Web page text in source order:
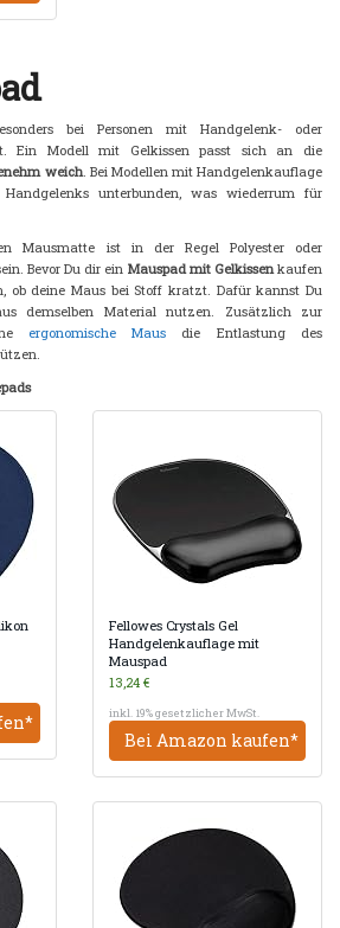
bei Personen mit Handgelenk- oder
Ein Modell mit Gelkissen passt sich an die
weich. Bei Modellen mit Handgelenkauflage
unterbunden, was wiederrum für
Mausmatte ist in der Regel Polyester oder
Bevor Du dir ein Mauspad mit Gelkissenkaufen
ob deine Maus bei Stoff kratzt. Dafür kannst Du
demselben Material nutzen. Zusätzlich zur
ergonomische Maus die Entlastung des
Fellowes Crystals Gel
Handgelenkauflage mit
Mauspad
13,24 €
inkl. 19% gesetzlicher MwSt.
Bei Amazon kaufen*